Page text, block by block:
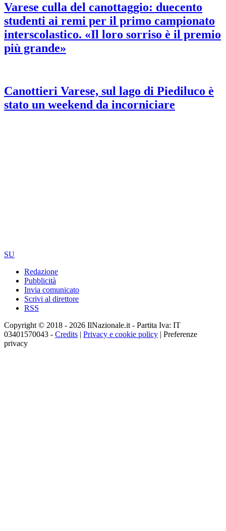
Varese culla del canottaggio: duecento
studenti ai remi per il primo campionato
interscolastico. «Il loro sorriso è il premio
più grande»
Canottieri Varese, sul lago di Piediluco è
stato un weekend da incorniciare
SU
Redazione
Pubblicità
Invia comunicato
Scrivi al direttore
RSS
Copyright © 2018 - 2026 IlNazionale.it - Partita Iva: IT
03401570043 - Credits | Privacy e cookie policy | Preferenze
privacy